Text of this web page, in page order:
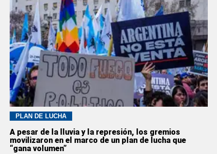
PLAN DE LUCHA
A pesar de la lluvia y la represión, los gremios
movilizaron en el marco de un plan de lucha que
“gana volumen”